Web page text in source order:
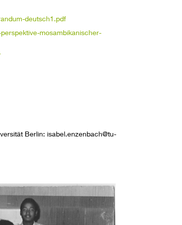
deutsch1.pdf
mosambikanischer-
Berlin: isabel.enzenbach@tu-